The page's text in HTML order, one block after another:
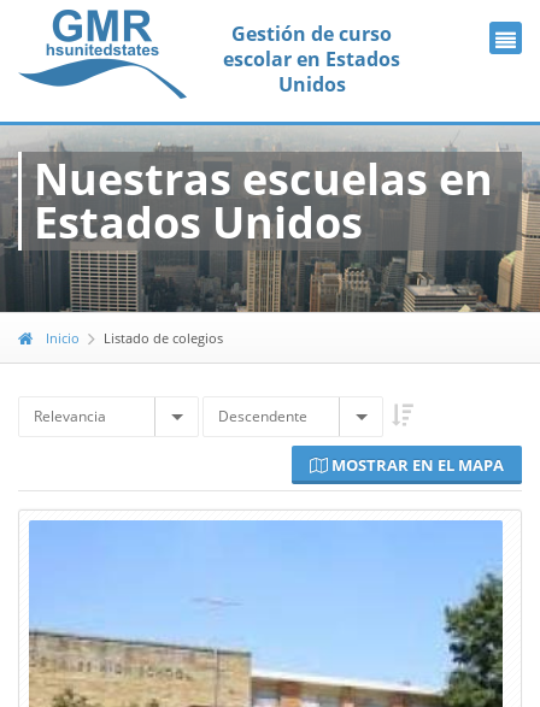
Gestión de curso
escolar en Estados
Unidos
Nuestras escuelas en
Estados Unidos
Inicio Listado de colegios
Relevancia Descendente
MOSTRAR EN EL MAPA